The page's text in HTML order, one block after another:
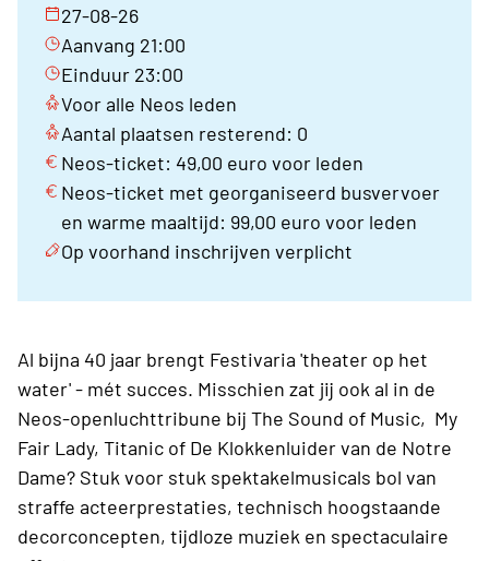
27-08-26
Aanvang 21:00
Einduur 23:00
Voor alle Neos leden
Aantal plaatsen resterend: 0
Neos-ticket: 49,00 euro voor leden
Neos-ticket met georganiseerd busvervoer
en warme maaltijd: 99,00 euro voor leden
Op voorhand inschrijven verplicht
Al bijna 40 jaar brengt Festivaria 'theater op het
water' - mét succes. Misschien zat jij ook al in de
Neos-openluchttribune bij The Sound of Music, My
Fair Lady, Titanic of De Klokkenluider van de Notre
Dame? Stuk voor stuk spektakelmusicals bol van
straffe acteerprestaties, technisch hoogstaande
decorconcepten, tijdloze muziek en spectaculaire